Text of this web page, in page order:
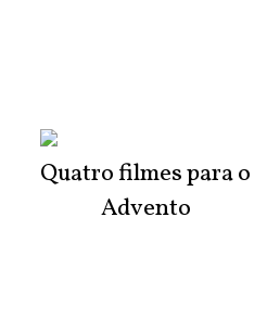
Quatro filmes para o
Advento